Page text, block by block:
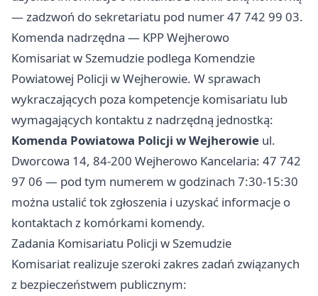
— zadzwoń do sekretariatu pod numer 47 742 99 03.
Komenda nadrzędna — KPP Wejherowo
Komisariat w Szemudzie podlega Komendzie
Powiatowej Policji w Wejherowie. W sprawach
wykraczających poza kompetencje komisariatu lub
wymagających kontaktu z nadrzędną jednostką:
Komenda Powiatowa Policji w Wejherowie ul.
Dworcowa 14, 84-200 Wejherowo Kancelaria: 47 742
97 06 — pod tym numerem w godzinach 7:30-15:30
można ustalić tok zgłoszenia i uzyskać informacje o
kontaktach z komórkami komendy.
Zadania Komisariatu Policji w Szemudzie
Komisariat realizuje szeroki zakres zadań związanych
z bezpieczeństwem publicznym: